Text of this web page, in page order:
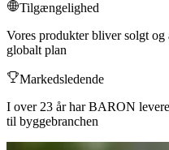
Tilgængelighed
Vores produkter bliver solgt og
globalt plan
Markedsledende
I over 23 år har BARON
til byggebranchen